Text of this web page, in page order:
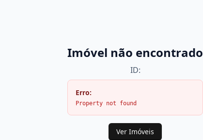
Imóvel não encontrado
ID:
Erro:
Property not found
Ver Imóveis